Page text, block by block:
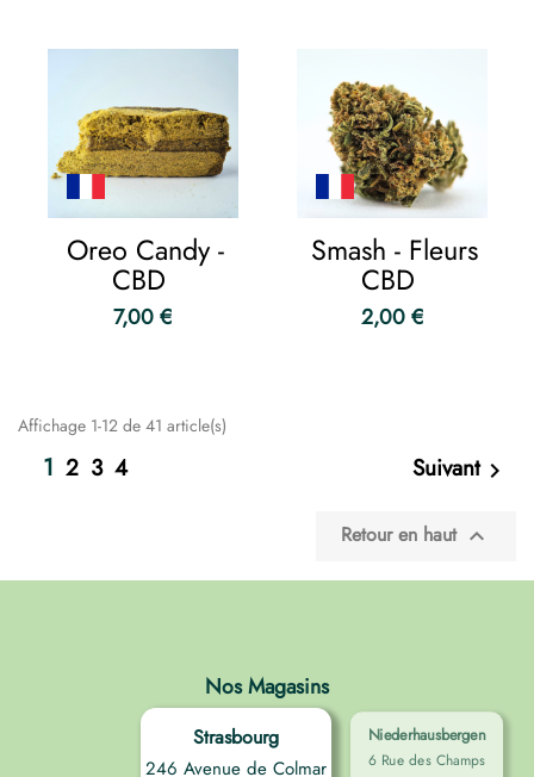
Oreo Candy -
CBD
7,00 €
Smash - Fleurs
CBD
2,00 €
Affichage 1-12 de 41 article(s)
1 2 3 4 Suivant
Retour en haut 
Nos Magasins
Strasbourg
246 Avenue de Colmar
Niederhausbergen
6 Rue des Champs